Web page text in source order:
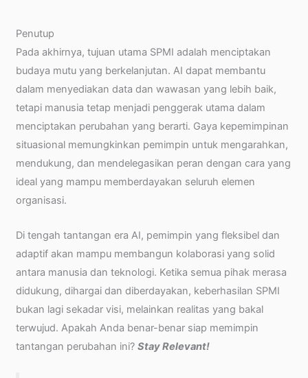
Penutup
Pada akhirnya, tujuan utama SPMI adalah menciptakan
budaya mutu yang berkelanjutan. AI dapat membantu
dalam menyediakan data dan wawasan yang lebih baik,
tetapi manusia tetap menjadi penggerak utama dalam
menciptakan perubahan yang berarti. Gaya kepemimpinan
situasional memungkinkan pemimpin untuk mengarahkan,
mendukung, dan mendelegasikan peran dengan cara yang
ideal yang mampu memberdayakan seluruh elemen
organisasi.
Di tengah tantangan era AI, pemimpin yang fleksibel dan
adaptif akan mampu membangun kolaborasi yang solid
antara manusia dan teknologi. Ketika semua pihak merasa
didukung, dihargai dan diberdayakan, keberhasilan SPMI
bukan lagi sekadar visi, melainkan realitas yang bakal
terwujud. Apakah Anda benar-benar siap memimpin
tantangan perubahan ini? Stay Relevant!